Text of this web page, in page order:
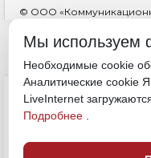
© ООО
гиперссылка на сайт
Политика
Обработка cookie
Полные правила
Мы используем
Необходимые cookie
Аналитические cookie
LiveInternet
Подробнее